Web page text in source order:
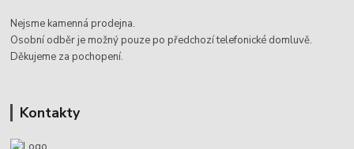
Nejsme kamenná prodejna.
Osobní odběr je možný pouze po předchozí telefonické domluvě.
Děkujeme za pochopení.
Kontakty